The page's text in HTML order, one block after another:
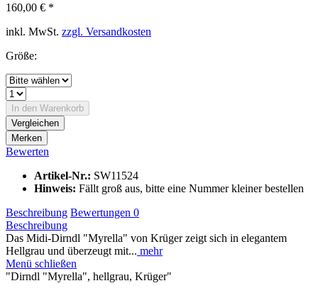
160,00 € *
inkl. MwSt. zzgl. Versandkosten
Größe:
In den Warenkorb
Vergleichen
Merken
Bewerten
Artikel-Nr.: SW11524
Hinweis: Fällt groß aus, bitte eine Nummer kleiner bestellen
Beschreibung Bewertungen 0
Beschreibung
Das Midi-Dirndl "Myrella" von Krüger zeigt sich in elegantem
Hellgrau und überzeugt mit... mehr
Menü schließen
"Dirndl "Myrella", hellgrau, Krüger"